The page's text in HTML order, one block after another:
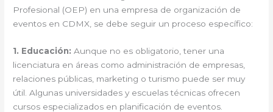
Profesional (OEP) en una empresa de organización de
eventos en CDMX, se debe seguir un proceso específico:
1. Educación: Aunque no es obligatorio, tener una
licenciatura en áreas como administración de empresas,
relaciones públicas, marketing o turismo puede ser muy
útil. Algunas universidades y escuelas técnicas ofrecen
cursos especializados en planificación de eventos.